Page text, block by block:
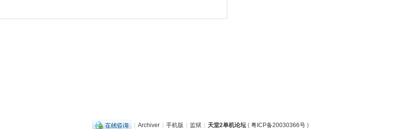
| Archiver | 手机版 | 监狱 | 天堂2单机论坛 ( 粤ICP备20030366号 )